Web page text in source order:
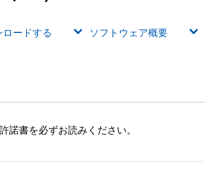
ロードする ソフトウェア概要
諾書を必ずお読みください。